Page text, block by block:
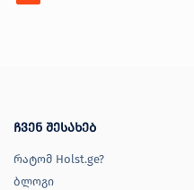
ჩვენ შესახებ
რატომ Holst.ge?
ბლოგი